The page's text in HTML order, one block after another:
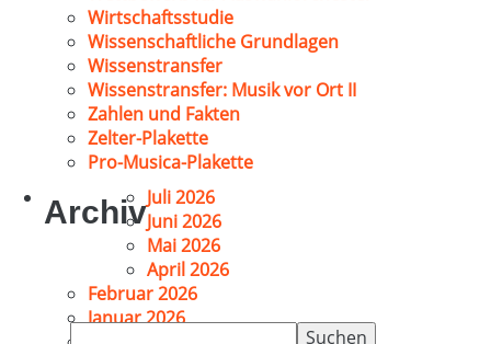
Wirtschaftsstudie
Wissenschaftliche Grundlagen
Wissenstransfer
Wissenstransfer: Musik vor Ort II
Zahlen und Fakten
Zelter-Plakette
Pro-Musica-Plakette
ArchivJuli 2026
Juni 2026
Mai 2026
April 2026
Februar 2026
Januar 2026